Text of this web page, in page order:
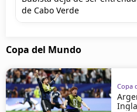
de Cabo Verde
Copa del Mundo
Copa